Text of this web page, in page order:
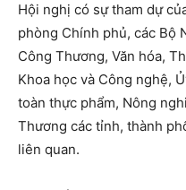
Hội nghị có sự tham dự
phòng Chính phủ, các Bộ
Công Thương, Văn hóa,
Khoa học và Công nghệ,
toàn thực phẩm, Nông
Thương các tỉnh, thành
liên quan.